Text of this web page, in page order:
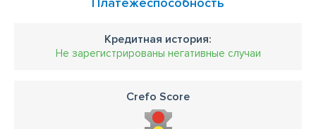
Кредитная история:
Не зарегистрированы негативные случаи
Crefo Score